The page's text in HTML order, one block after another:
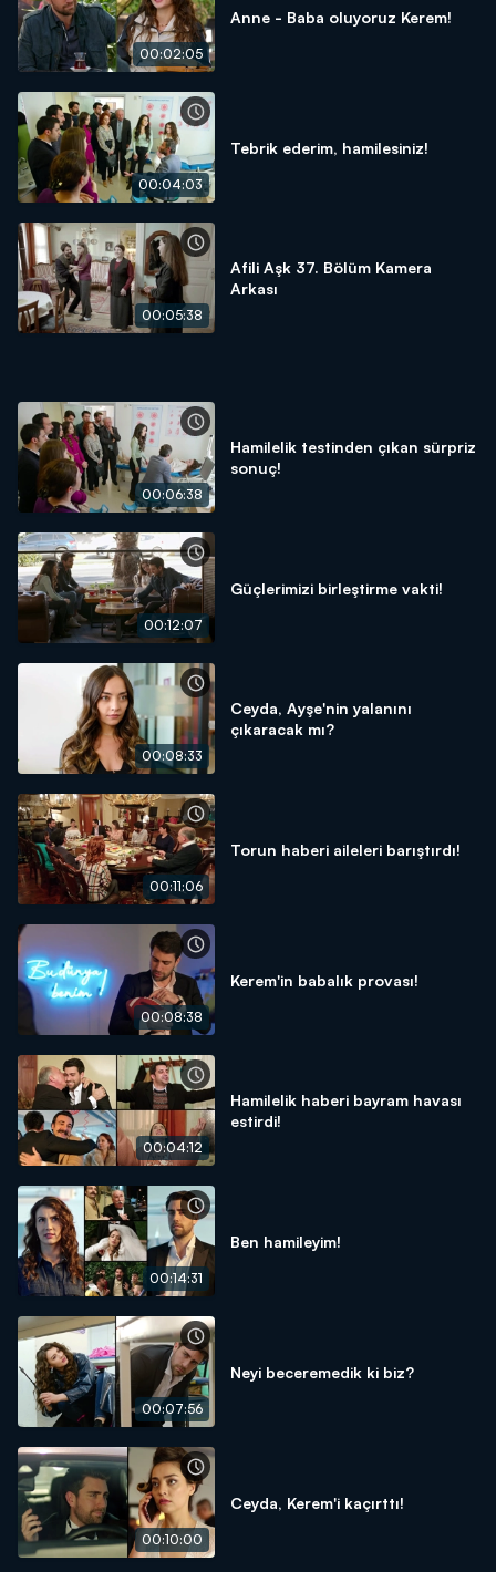
00:02:05
Anne - Baba oluyoruz Kerem!
00:04:03
Tebrik ederim, hamilesiniz!
00:05:38
Afili Aşk 37. Bölüm Kamera
Arkası
00:06:38
Hamilelik testinden çıkan sürpriz
sonuç!
00:12:07
Güçlerimizi birleştirme vakti!
00:08:33
Ceyda, Ayşe'nin yalanını
çıkaracak mı?
00:11:06
Torun haberi aileleri barıştırdı!
00:08:38
Kerem'in babalık provası!
00:04:12
Hamilelik haberi bayram havası
estirdi!
00:14:31
Ben hamileyim!
00:07:56
Neyi beceremedik ki biz?
00:10:00
Ceyda, Kerem'i kaçırttı!